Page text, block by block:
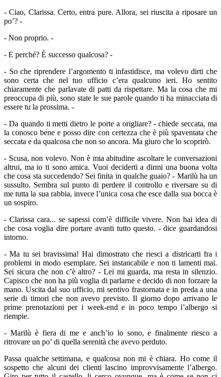
- Ciao, Clarissa. Certo, entra pure. Allora, sei riuscita a riposare un
po’? -
- Non proprio. -
- E perché? È successo qualcosa? -
- So che riprendere l’argomento ti infastidisce, ma volevo dirti che
sono certa che nel tuo ufficio c’era qualcuno ieri. Ho sentito
chiaramente che parlavate di patti da rispettare. Ma la cosa che mi
preoccupa di più, sono state le sue parole quando ti ha minacciata di
essere tu la prossima. -
- Da quando ti metti dietro le porte a origliare? - chiede seccata, ma
la conosco bene e posso dire con certezza che è più spaventata che
seccata e da qualcosa che non so ancora. Ma giuro che lo scoprirò.
- Scusa, non volevo. Non è mia abitudine ascoltare le conversazioni
altrui, ma io ti sono amica. Vuoi deciderti a dirmi una buona volta
che cosa sta succedendo? Sei finita in qualche guaio? - Marilù ha un
sussulto. Sembra sul punto di perdere il controllo e riversare su di
me tutta la sua rabbia, invece l’unica cosa che esce dalla sua bocca è
un sospiro.
- Clarissa cara... se sapessi com’è difficile vivere. Non hai idea di
che cosa voglia dire portare avanti tutto questo. - dice guardandosi
intorno.
- Ma tu sei bravissima! Hai dimostrato che riesci a districarti fra i
problemi in modo esemplare. Sei instancabile e non ti lamenti mai.
Sei sicura che non c’è altro? - Lei mi guarda, ma resta in silenzio.
Capisco che non ha più voglia di parlarne e decido di non forzare la
mano. Uscita dal suo ufficio, mi sentivo frastornata e in preda a una
serie di timori che non avevo previsto. Il giorno dopo arrivano le
prime prenotazioni per i week-end e in poco tempo l’albergo si
riempie.
- Marilù è fiera di me e anch’io lo sono, e finalmente riesco a
ritrovare un po’ di quella serenità che avevo perduto.
Passa qualche settimana, e qualcosa non mi è chiara. Ho come il
sospetto che alcuni dei clienti lascino improvvisamente l’albergo.